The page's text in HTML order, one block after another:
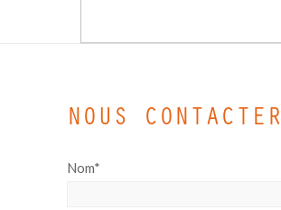
NOUS CONTACTER
Nom*